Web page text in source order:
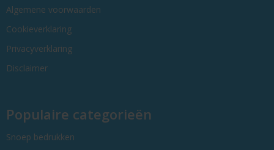
Algemene voorwaarden
Cookieverklaring
Privacyverklaring
Disclaimer
Populaire categorieën
Snoep bedrukken